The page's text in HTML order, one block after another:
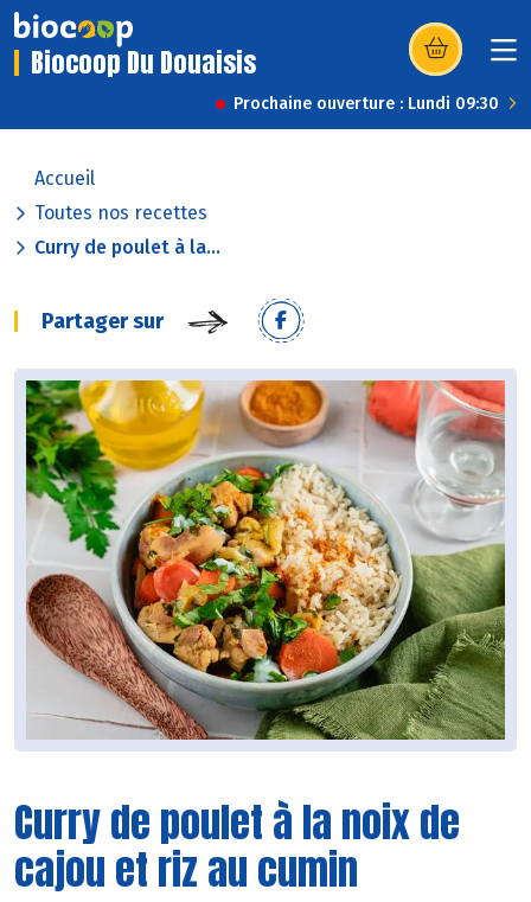
Biocoop Du Douaisis (s’ouvre dans
Prochaine ouverture : Lundi 09:30
Accueil
Toutes nos recettes
Curry de poulet à la...
Partager sur
Curry de poulet à la noix de
cajou et riz au cumin